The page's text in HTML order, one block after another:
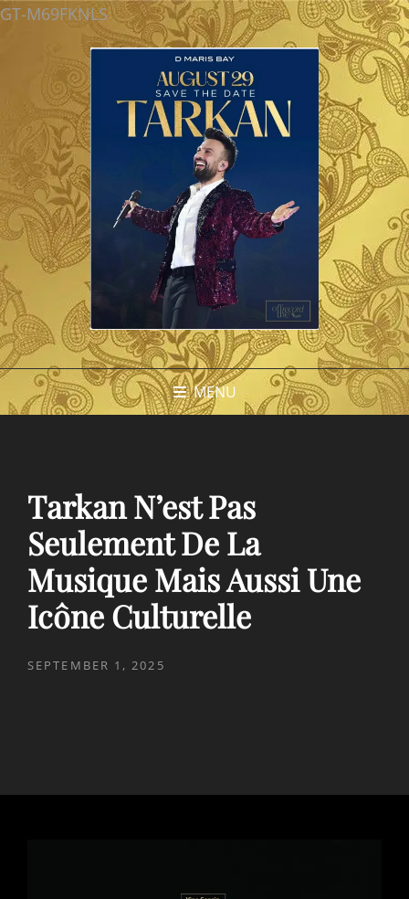
GT-M69FKNLS
MENU
Tarkan N’est Pas
Seulement De La
Musique Mais Aussi Une
Icône Culturelle
POSTED
SEPTEMBER 1, 2025